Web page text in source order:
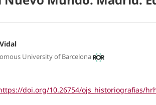
University of Barcelona
doi.org/10.26754/ojs_historiografias/